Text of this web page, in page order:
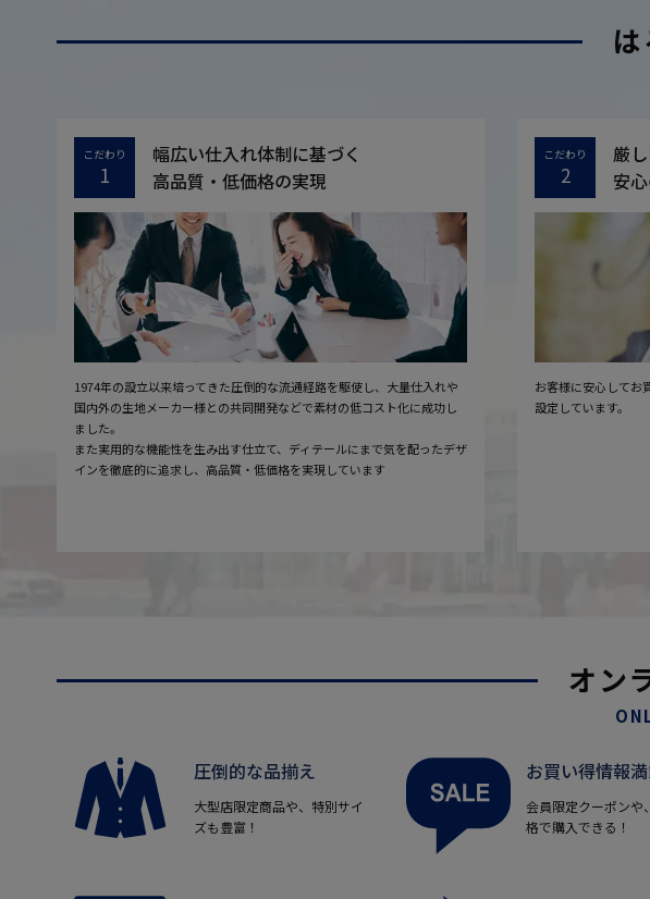
こだわり
1
幅広い仕入れ体制に基づく
高品質・低価格の実現
1974年の設立以来培ってきた圧倒的な流通経路を駆使し、大量仕入れや
国内外の生地メーカー様との共同開発などで素材の低コスト化に成功し
ました。
また実用的な機能性を生み出す仕立て、ディテールにまで気を配ったデザ
インを徹底的に追求し、高品質・低価格を実現しています
こだわり
2
厳
安
お客様に安心してお
設定しています。
オン
圧倒的な品揃え
大型店限定商品や、特別サイ
ズも豊富！
お買い得情報
会員限定クーポンや
格で購入できる！